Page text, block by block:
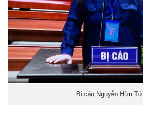
Bị cáo Nguyễn Hữu Tứ.